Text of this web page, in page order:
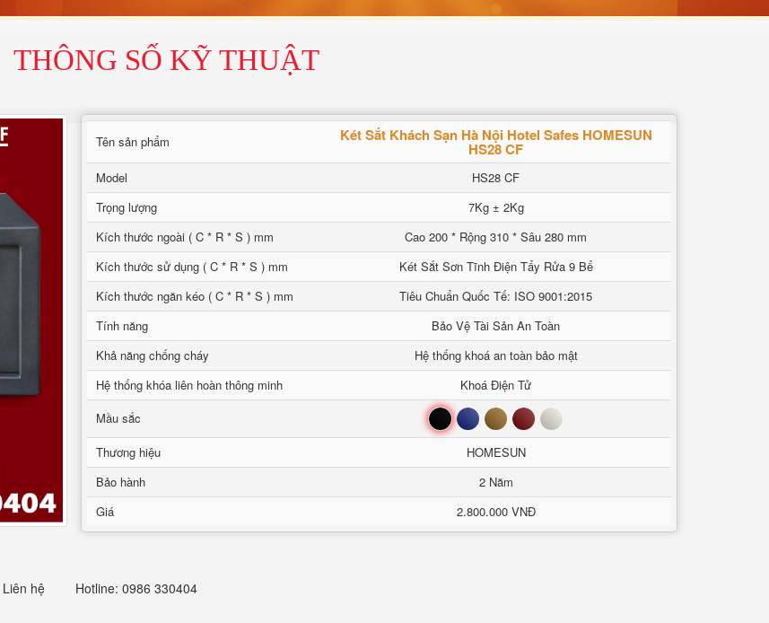
THÔNG SỐ KỸ THUẬT
Tên sản phẩm Két Sắt Khách Sạn Hà Nội Hotel Safes HOMESUN
HS28 CF
Model
HS28 CF
Trọng lượng
7Kg ± 2Kg
Kích thước ngoài ( C * R * S ) mm
Cao 200 * Rộng 310 * Sâu 280 mm
Kích thước sử dụng ( C * R * S ) mm
Két Sắt Sơn Tĩnh Điện Tẩy Rửa 9 Bể
Kích thước ngăn kéo ( C * R * S ) mm
Tiêu Chuẩn Quốc Tế: ISO 9001:2015
Tính năng
Bảo Vệ Tài Sản An Toàn
Khả năng chống cháy
Hệ thống khoá an toàn bảo mật
Hệ thống khóa liên hoàn thông minh
Khoá Điện Tử
Mầu sắc
Đen Xanh Nâu Đỏ Trắng
Thương hiệu
HOMESUN
Bảo hành
2 Năm
Giá
2.800.000 VNĐ
Liên hệ Hotline: 0986 330404